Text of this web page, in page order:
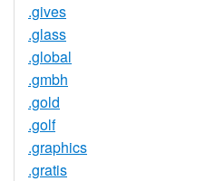
.gives
.glass
.global
.gmbh
.gold
.golf
.graphics
.gratis